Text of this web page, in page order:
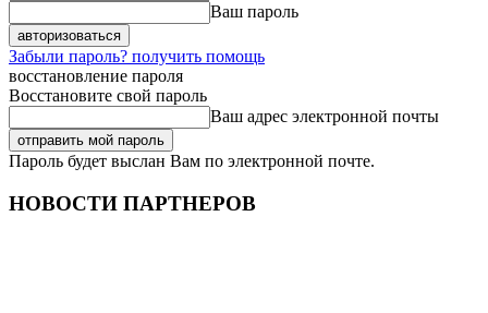
Ваш пароль
Забыли пароль? получить помощь
восстановление пароля
Восстановите свой пароль
Ваш адрес электронной почты
Пароль будет выслан Вам по электронной почте.
НОВОСТИ ПАРТНЕРОВ